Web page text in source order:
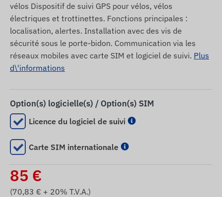
vélos Dispositif de suivi GPS pour vélos, vélos
électriques et trottinettes. Fonctions principales :
localisation, alertes. Installation avec des vis de
sécurité sous le porte-bidon. Communication via les
réseaux mobiles avec carte SIM et logiciel de suivi. Plus
d\'informations
Option(s) logicielle(s) / Option(s) SIM
Licence du logiciel de suivi
Carte SIM internationale
85 €
(70,83 € + 20% T.V.A.)